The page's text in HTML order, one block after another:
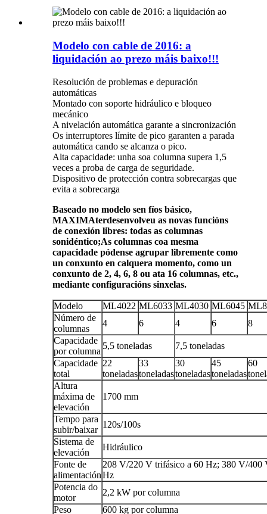
Modelo con cable de 2016: a
liquidación ao prezo máis baixo!!!
Resolución de problemas e depuración
automáticas
Montado con soporte hidráulico e bloqueo
mecánico
A nivelación automática garante a sincronización
Os interruptores límite de pico garanten a parada
automática cando se alcanza o pico.
Alta capacidade: unha soa columna supera 1,5
veces a proba de carga de seguridade.
Dispositivo de protección contra sobrecargas que
evita a sobrecarga
Baseado no modelo sen fíos básico,
MAXIMAterdesenvolveu as novas funcións
de conexión libres: todas as columnas
sonidéntico;As columnas coa mesma
capacidade pódense agrupar libremente como
un conxunto en calquera momento, como un
conxunto de 2, 4, 6, 8 ou ata 16 columnas, etc.,
mediante configuracións sinxelas.
Modelo ML4022 ML6033 ML4030 ML6045
Número de
columnas
4 6 4 6
8
Capacidade
por columna
5,5 toneladas
7,5 toneladas
Capacidade
total
22
toneladas
33
toneladas
30
toneladas
45
toneladas
60
Altura
máxima de
elevación
1700 mm
Tempo para
subir/baixar
120s/100s
Sistema de
elevación
Hidráulico
Fonte de
alimentación
208 V/220 V trifásico a 60 Hz; 380 V/400
Hz
Potencia do
motor
2,2 kW por columna
Peso
600 kg por columna